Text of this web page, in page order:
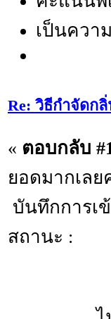
เป็นควา
Re: วิธีกำจัดก
« ตอบกลับ
ยอดมากเลย
บันทึกการเ
สถานะ :
เป็นค